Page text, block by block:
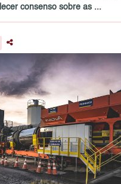
consenso sobre as ...